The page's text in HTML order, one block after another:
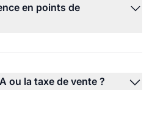
en points de
ou la taxe de vente ?